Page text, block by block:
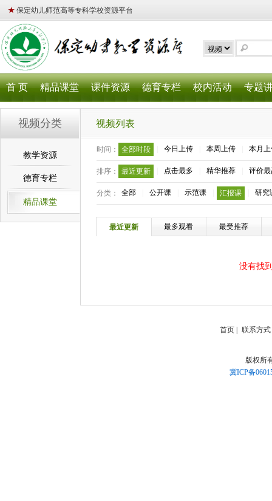
★ 保定幼儿师范高等专科学校资源平台
首 页 精品课堂 课件资源 德育专栏 校内活动 专题
视频分类
教学资源
德育专栏
精品课堂
视频列表
时间： 全部时段 今日上传 本周上传 本月
排序： 最近更新 点击最多 精华推荐 评价
分类： 全部 公开课 示范课 汇报课 研究
最近更新 最多观看 最受推荐
没有找
首页 联系方式
版权所
冀ICP备